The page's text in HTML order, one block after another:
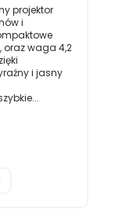
projektor
i
oraz waga 4,2
i jasny